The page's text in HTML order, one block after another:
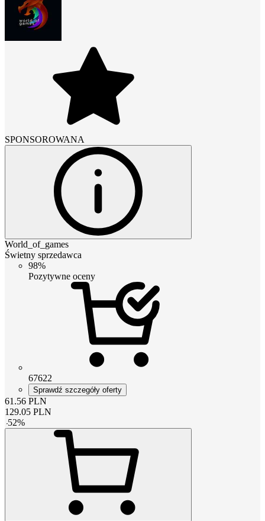
SPONSOROWANA
World_of_games
Świetny sprzedawca
98%
Pozytywne oceny
67622
Sprawdź szczegóły oferty
61.56 PLN
129.05 PLN
-52%